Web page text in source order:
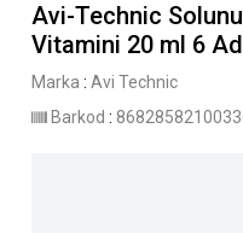
Avi-Technic
Vitamini 20 ml 6
Marka : Avi Technic
Barkod :